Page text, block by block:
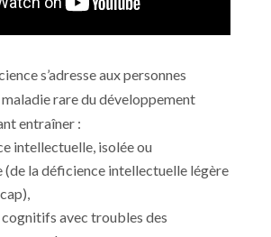
s’adresse aux personnes
rare du développement
entraîner :
intellectuelle, isolée ou
(de la déficience intellectuelle légère
avec troubles des